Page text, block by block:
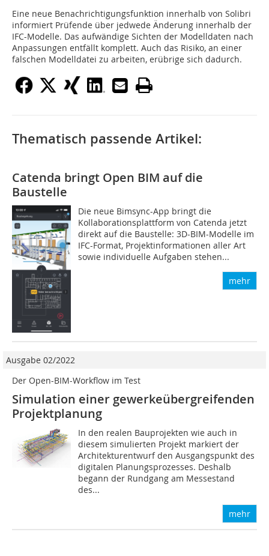
Eine neue Benachrichtigungsfunktion innerhalb von Solibri
informiert Prüfende über jedwede Änderung innerhalb der
IFC-Modelle. Das aufwändige Sichten der Modelldaten nach
Anpassungen entfällt komplett. Auch das Risiko, an einer
falschen Modelldatei zu arbeiten, erübrige sich dadurch.
Thematisch passende Artikel:
Catenda bringt Open BIM auf die
Baustelle
Die neue Bimsync-App bringt die
Kollaborationsplattform von Catenda jetzt
direkt auf die Baustelle: 3D-BIM-Modelle im
IFC-Format, Projektinformationen aller Art
sowie individuelle Aufgaben stehen...
mehr
Ausgabe 02/2022
Der Open-BIM-Workflow im Test
Simulation einer gewerkeübergreifenden
Projektplanung
In den realen Bauprojekten wie auch in
diesem simulierten Projekt markiert der
Architekturentwurf den Ausgangspunkt des
digitalen Planungsprozesses. Deshalb
begann der Rundgang am Messestand
des...
mehr